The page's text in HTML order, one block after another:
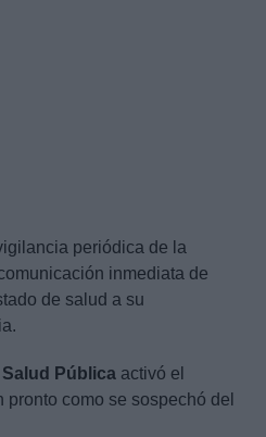
periódica de la
inmediata de
de salud a su
Pública activó el
como se sospechó del